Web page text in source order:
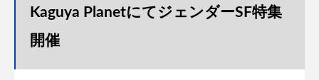
Kaguya PlanetにてジェンダーSF特集
開催